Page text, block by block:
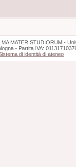
MATER STUDIORUM -
- Partita IVA:
di identità di ateneo